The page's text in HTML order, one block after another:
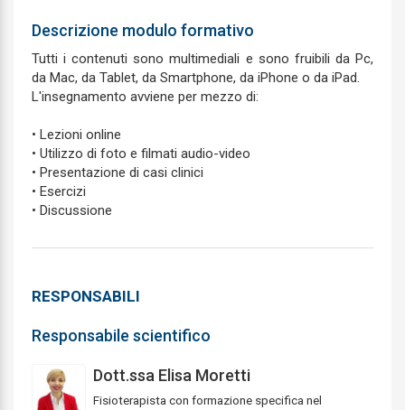
Descrizione modulo formativo
Tutti i contenuti sono multimediali e sono fruibili da Pc,
da Mac, da Tablet, da Smartphone, da iPhone o da iPad.
L'insegnamento avviene per mezzo di:
• Lezioni online
• Utilizzo di foto e filmati audio-video
• Presentazione di casi clinici
• Esercizi
• Discussione
RESPONSABILI
Responsabile scientifico
Dott.ssa Elisa Moretti
Fisioterapista con formazione specifica nel